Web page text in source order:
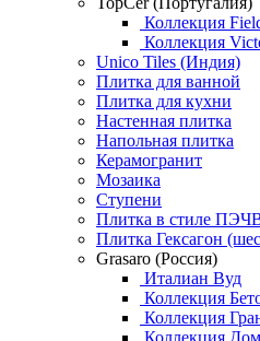
Коллекция
Коллекция
Unico Tiles (Индия)
Плитка для ванной
Плитка для кухни
Настенная плитка
Напольная плитка
Керамогранит
Мозаика
Ступени
Плитка в стиле
Плитка Гексагон
Grasaro (Россия)
Италиан Вуд
Коллекция
Коллекция
Коллекция